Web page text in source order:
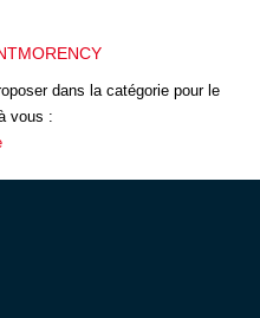
dans la catégorie pour le
vous :